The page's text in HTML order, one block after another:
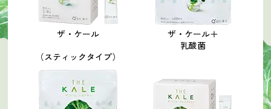
ザ・ケール
（スティックタイプ）
ザ・ケール＋
乳酸菌